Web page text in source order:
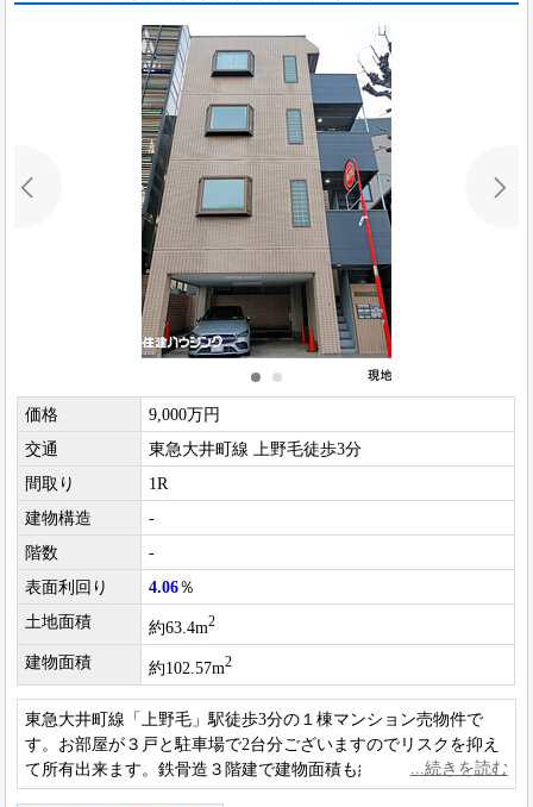
価格
9,000万円
交通
東急大井町線 上野毛徒歩3分
間取り
1R
建物構造
-
階数
-
表面利回り
4.06％
土地面積
約63.4m2
建物面積 約102.57m2
東急大井町線「上野毛」駅徒歩3分の１棟マンション売物件で
す。お部屋が３戸と駐車場で2台分ございますのでリスクを抑え
て所有出来ます。鉄骨造３階建で建物面積も約102平米あり安定
した収益が見込めます。